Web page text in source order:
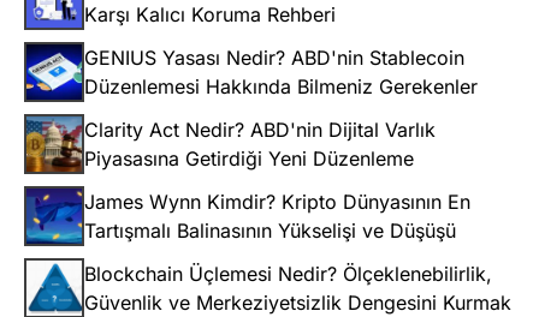
Karşı Kalıcı Koruma Rehberi
GENIUS Yasası Nedir? ABD'nin Stablecoin
Düzenlemesi Hakkında Bilmeniz Gerekenler
Clarity Act Nedir? ABD'nin Dijital Varlık
Piyasasına Getirdiği Yeni Düzenleme
James Wynn Kimdir? Kripto Dünyasının En
Tartışmalı Balinasının Yükselişi ve Düşüşü
Blockchain Üçlemesi Nedir? Ölçeklenebilirlik,
Güvenlik ve Merkeziyetsizlik Dengesini Kurmak